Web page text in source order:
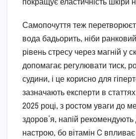
покращує еластичність шкіри
Самопочуття теж
вода бадьорить, ніби
рівень стресу через магній у
допомагає регулювати тиск,
судини, і це корисно для
зазначають експерти в
2025 році, з ростом уваги до
здоров’я, напій
настрою, бо вітамін C впливає